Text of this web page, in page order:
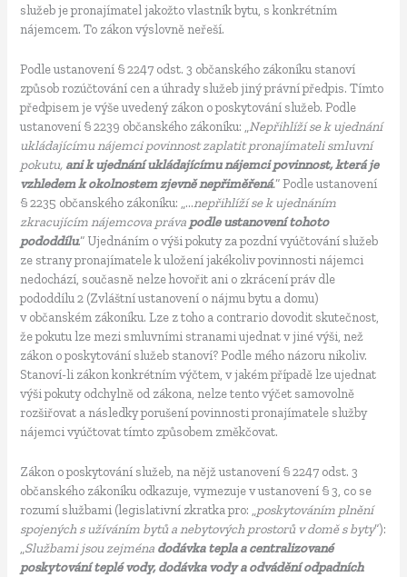
služeb je pronajímatel jakožto vlastník bytu, s konkrétním
nájemcem. To zákon výslovně neřeší.
Podle ustanovení § 2247 odst. 3 občanského zákoníku stanoví
způsob rozúčtování cen a úhrady služeb jiný právní předpis. Tímto
předpisem je výše uvedený zákon o poskytování služeb. Podle
ustanovení § 2239 občanského zákoníku: „Nepřihlíží se k ujednání
ukládajícímu nájemci povinnost zaplatit pronajímateli smluvní
pokutu, ani k ujednání ukládajícímu nájemci povinnost, která je
vzhledem k okolnostem zjevně nepřiměřená.“ Podle ustanovení
§ 2235 občanského zákoníku: „…nepřihlíží se k ujednáním
zkracujícím nájemcova práva podle ustanovení tohoto
pododdílu.“ Ujednáním o výši pokuty za pozdní vyúčtování služeb
ze strany pronajímatele k uložení jakékoliv povinnosti nájemci
nedochází, současně nelze hovořit ani o zkrácení práv dle
pododdílu 2 (Zvláštní ustanovení o nájmu bytu a domu)
v občanském zákoníku. Lze z toho a contrario dovodit skutečnost,
že pokutu lze mezi smluvními stranami ujednat v jiné výši, než
zákon o poskytování služeb stanoví? Podle mého názoru nikoliv.
Stanoví-li zákon konkrétním výčtem, v jakém případě lze ujednat
výši pokuty odchylně od zákona, nelze tento výčet samovolně
rozšiřovat a následky porušení povinnosti pronajímatele služby
nájemci vyúčtovat tímto způsobem změkčovat.
Zákon o poskytování služeb, na nějž ustanovení § 2247 odst. 3
občanského zákoníku odkazuje, vymezuje v ustanovení § 3, co se
rozumí službami (legislativní zkratka pro: „poskytováním plnění
spojených s užíváním bytů a nebytových prostorů v domě s byty“):
„Službami jsou zejména dodávka tepla a centralizované
poskytování teplé vody, dodávka vody a odvádění odpadních